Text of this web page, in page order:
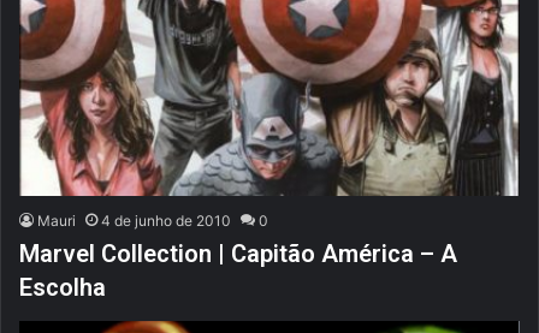
Mauri 4 de junho de 2010 0
Marvel Collection | Capitão América – A
Escolha